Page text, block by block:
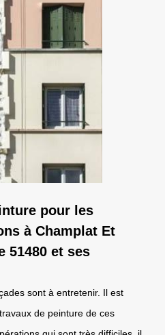
pour les
à Champlat Et
51480 et ses
sont à entretenir. Il est
de peinture de ces